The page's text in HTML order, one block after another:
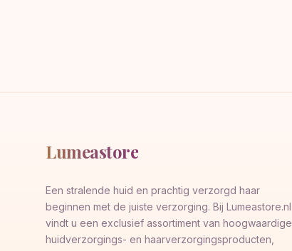
Lumeastore
Een stralende huid en prachtig verzorgd haar
beginnen met de juiste verzorging. Bij Lumeastore.nl
vindt u een exclusief assortiment van hoogwaardige
huidverzorgings- en haarverzorgingsproducten,